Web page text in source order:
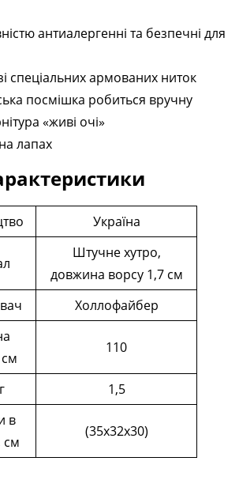
антиалергенні та безпечні для
спеціальних армованих ниток
посмішка робиться вручну
«живі очі»
лапах
Україна
Штучне хутро,
довжина ворсу 1,7 см
Холлофайбер
110
1,5
в
см
(35х32х30)